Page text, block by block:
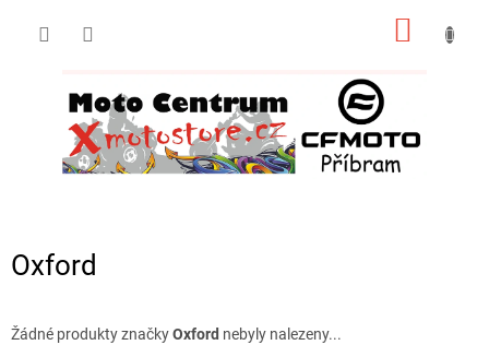
Oxford
Žádné produkty značkyOxford nebyly nalezeny...